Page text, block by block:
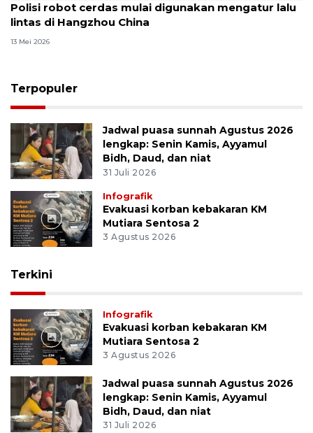
Polisi robot cerdas mulai digunakan mengatur lalu
lintas di Hangzhou China
13 Mei 2026
Terpopuler
Jadwal puasa sunnah Agustus 2026
lengkap: Senin Kamis, Ayyamul
Bidh, Daud, dan niat
31 Juli 2026
Infografik
Evakuasi korban kebakaran KM
Mutiara Sentosa 2
3 Agustus 2026
Terkini
Infografik
Evakuasi korban kebakaran KM
Mutiara Sentosa 2
3 Agustus 2026
Jadwal puasa sunnah Agustus 2026
lengkap: Senin Kamis, Ayyamul
Bidh, Daud, dan niat
31 Juli 2026